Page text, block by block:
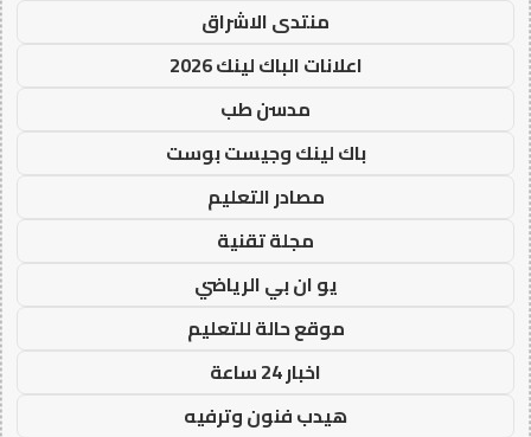
منتدى الاشراق
اعلانات الباك لينك 2026
مدسن طب
باك لينك وجيست بوست
مصادر التعليم
مجلة تقنية
يو ان بي الرياضي
موقع حالة للتعليم
اخبار 24 ساعة
هيدب فنون وترفيه